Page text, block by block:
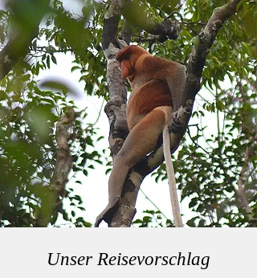
Unser Reisevorschlag